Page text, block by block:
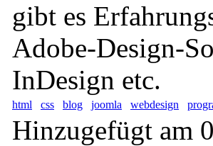
gibt es
Adobe-Design-
InDesign etc.
html css blog joomla webdesign
Hinzugefügt am